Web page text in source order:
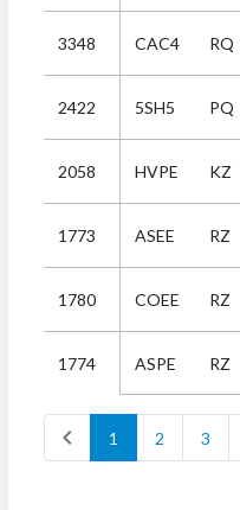
3348 CAC4 RQ
2422 5SH5 PQ
2058 HVPE KZ
1773 ASEE RZ
1780 COEE RZ
1774 ASPE RZ
chevron_left 1 2 3